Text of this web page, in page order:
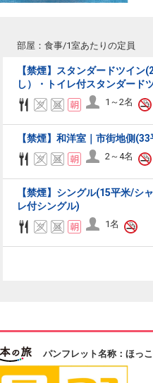
部屋：食事/1室あたりの定員
【禁煙】スタンダードツイ
し）・トイレ付スタンダード
1～2名
【禁煙】和洋室｜市街地側
2～4名
【禁煙】シングル(15平米/シ
レ付シングル)
1名
パンフレット名称：ほっ